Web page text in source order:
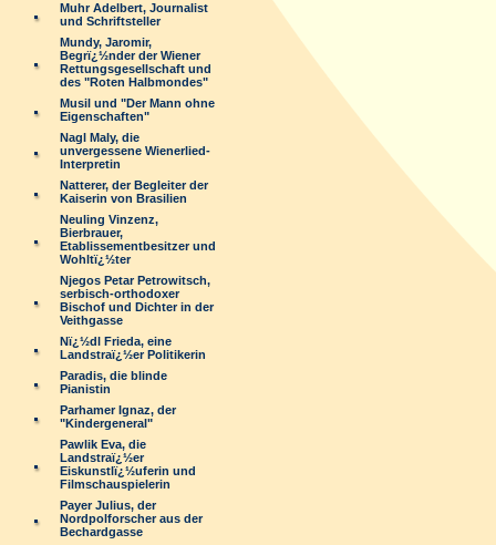
Muhr Adelbert, Journalist
und Schriftsteller
Mundy, Jaromir,
Begrï¿½nder der Wiener
Rettungsgesellschaft und
des "Roten Halbmondes"
Musil und "Der Mann ohne
Eigenschaften"
Nagl Maly, die
unvergessene Wienerlied-
Interpretin
Natterer, der Begleiter der
Kaiserin von Brasilien
Neuling Vinzenz,
Bierbrauer,
Etablissementbesitzer und
Wohltï¿½ter
Njegos Petar Petrowitsch,
serbisch-orthodoxer
Bischof und Dichter in der
Veithgasse
Nï¿½dl Frieda, eine
Landstraï¿½er Politikerin
Paradis, die blinde
Pianistin
Parhamer Ignaz, der
"Kindergeneral"
Pawlik Eva, die
Landstraï¿½er
Eiskunstlï¿½uferin und
Filmschauspielerin
Payer Julius, der
Nordpolforscher aus der
Bechardgasse